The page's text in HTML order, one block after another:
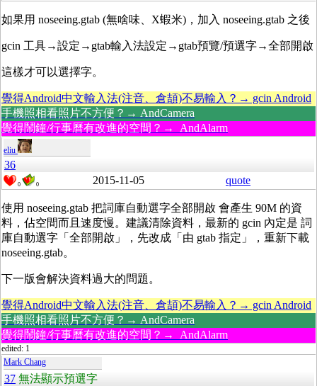
如果用 noseeing.gtab (無啥味、X蝦米)，加入 noseeing.gtab 之後
gcin 工具→設定→gtab輸入法設定→gtab預覽/預選字→全部開啟
這樣才可以選擇字。
覺得Android中文輸入法(注音、倉頡)不易輸入？→ gcin Android
手機照相看照片不方便？→ AndCamera
覺得鬧鐘/行事曆有改進的空間？→ AndAlarm
eliu
36
0 0 2015-11-05 quote
使用 noseeing.gtab 把詞庫自動選字全部開啟 會產生 90M 的資
料，佔空間而且速度慢。建議清除資料，最新的 gcin 內定是 詞
庫自動選字「全部開啟」，先改成「由 gtab 指定」，重新下載
noseeing.gtab。
下一版會解決資料過大的問題。
覺得Android中文輸入法(注音、倉頡)不易輸入？→ gcin Android
手機照相看照片不方便？→ AndCamera
覺得鬧鐘/行事曆有改進的空間？→ AndAlarm
edited: 1
Mark Chang
37 無法顯示預選字